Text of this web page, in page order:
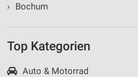
›
Bochum
Top Kategorien
Auto & Motorrad